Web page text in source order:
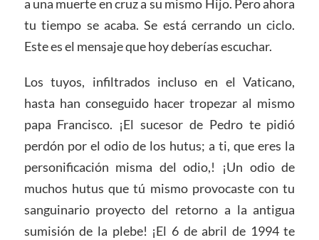
a una muerte en cruz a su mismo Hijo. Pero ahora
tu tiempo se acaba. Se está cerrando un ciclo.
Este es el mensaje que hoy deberías escuchar.
Los tuyos, infiltrados incluso en el Vaticano,
hasta han conseguido hacer tropezar al mismo
papa Francisco. ¡El sucesor de Pedro te pidió
perdón por el odio de los hutus; a ti, que eres la
personificación misma del odio,! ¡Un odio de
muchos hutus que tú mismo provocaste con tu
sanguinario proyecto del retorno a la antigua
sumisión de la plebe! ¡El 6 de abril de 1994 te